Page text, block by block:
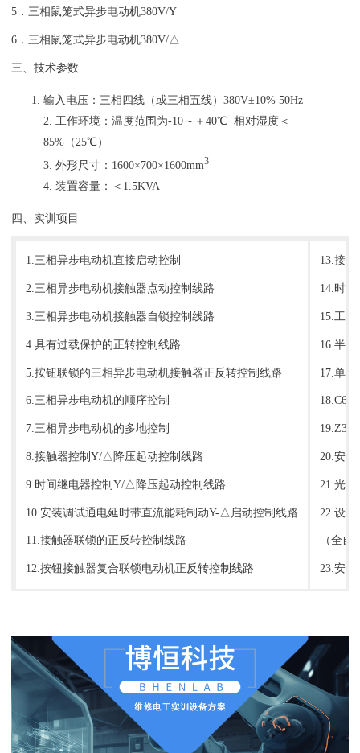
5．三相鼠笼式异步电动机380V/Y
6．三相鼠笼式异步电动机380V/△
三、技术参数
输入电压：三相四线（或三相五线）380V±10% 50Hz
2. 工作环境：温度范围为-10～＋40℃ 相对湿度＜
85%（25℃）
3. 外形尺寸：1600×700×1600mm3
4. 装置容量：＜1.5KVA
四、实训项目
1.三相异步电动机直接启动控制
2.三相异步电动机接触器点动控制线路
3.三相异步电动机接触器自锁控制线路
4.具有过载保护的正转控制线路
5.按钮联锁的三相异步电动机接触器正反转控制线路
6.三相异步电动机的顺序控制
7.三相异步电动机的多地控制
8.接触器控制Y/△降压起动控制线路
9.时间继电器控制Y/△降压起动控制线路
10.安装调试通电延时带直流能耗制动Y-△启动控制线路
11.接触器联锁的正反转控制线路
12.按钮接触器复合联锁电动机正反转控制线路
13.接
14.时
15.工
16.半
17.单
20.安
21.光
22.设
（全
23.安